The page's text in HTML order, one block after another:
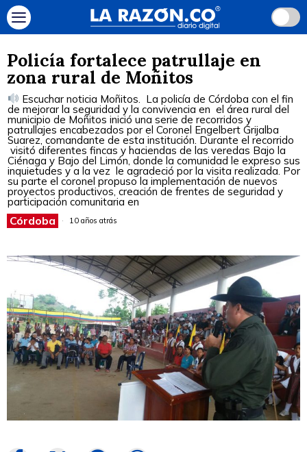
Policía fortalece patrullaje en
zona rural de Moñitos
Escuchar noticia Moñitos. La policía de Córdoba con el fin
de mejorar la seguridad y la convivencia en el área rural del
municipio de Moñitos inició una serie de recorridos y
patrullajes encabezados por el Coronel Engelbert Grijalba
Suarez, comandante de esta institución. Durante el recorrido
visitó diferentes fincas y haciendas de las veredas Bajo la
Ciénaga y Bajo del Limón, donde la comunidad le expreso sus
inquietudes y a la vez le agradeció por la visita realizada. Por
su parte el coronel propuso la implementación de nuevos
proyectos productivos, creación de frentes de seguridad y
participación comunitaria en
Córdoba 10 años atrás